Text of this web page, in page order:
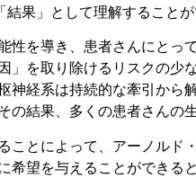
果」として理解することが
性を導き、患者さんにとっ
」を取り除けるリスクの少
神経系は持続的な牽引から
の結果、多くの患者さんの
ことによって、アーノルド
希望を与えることができる